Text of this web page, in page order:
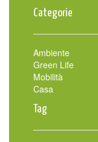
Categorie
Ambiente
Green Life
Mobilità
Casa
Tag